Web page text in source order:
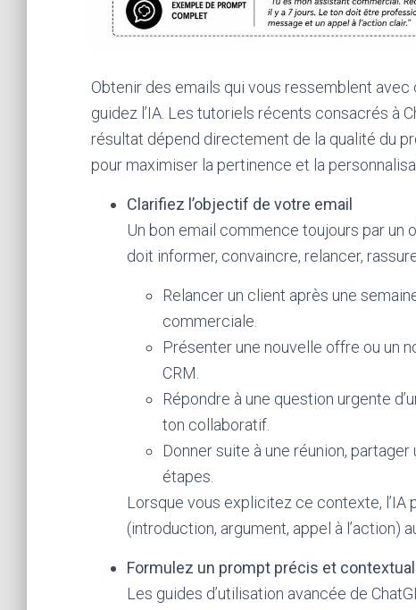
Obtenir des emails qui vous ressemblent
guidez l’IA. Les tutoriels récents consacrés à
résultat dépend directement de la qualité du
pour maximiser la pertinence et la
Clarifiez l’objectif de votre email
Un bon email commence toujours par un
doit informer, convaincre, relancer,
Relancer un client après une
commerciale.
Présenter une nouvelle offre ou un
CRM.
Répondre à une question urgente
ton collaboratif.
Donner suite à une réunion,
étapes.
Lorsque vous explicitez ce contexte,
(introduction, argument, appel à l’action)
Formulez un prompt précis et
Les guides d’utilisation avancée de